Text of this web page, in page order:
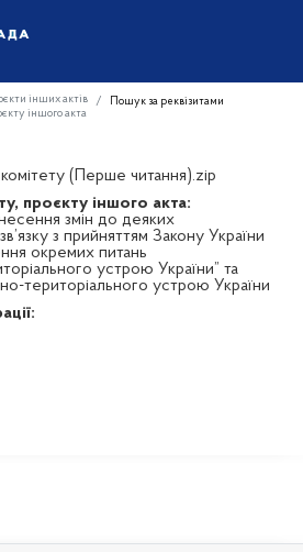
інших актів
Пошук за реквізитами
іншого акта
(Перше читання).zip
проєкту іншого акта:
змін до деяких
з прийняттям Закону України
окремих питань
устрою України” та
територіального устрою України